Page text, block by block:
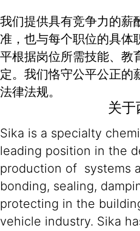
我们提供具有竞争力的薪
准，也与每个职位的具体
平根据岗位所需技能、教
定。我们恪守公平公正的
法律法规。
关于
Sika is a specialty
leading position in the
production of systems
bonding, sealing,
protecting in the
vehicle industry. Sika